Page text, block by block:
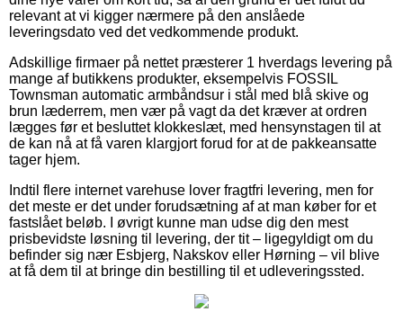
relevant at vi kigger nærmere på den anslåede
leveringsdato ved det vedkommende produkt.
Adskillige firmaer på nettet præsterer 1 hverdags levering på
mange af butikkens produkter, eksempelvis FOSSIL
Townsman automatic armbåndsur i stål med blå skive og
brun læderrem, men vær på vagt da det kræver at ordren
lægges før et besluttet klokkeslæt, med hensynstagen til at
de kan nå at få varen klargjort forud for at de pakkeansatte
tager hjem.
Indtil flere internet varehuse lover fragtfri levering, men for
det meste er det under forudsætning af at man køber for et
fastslået beløb. I øvrigt kunne man udse dig den mest
prisbevidste løsning til levering, der tit – ligegyldigt om du
befinder sig nær Esbjerg, Nakskov eller Hørning – vil blive
at få dem til at bringe din bestilling til et udleveringssted.